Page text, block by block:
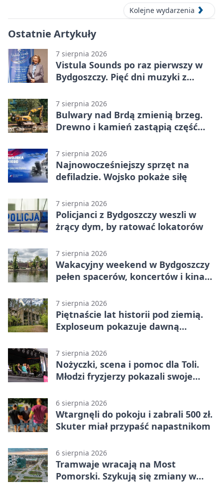
Kolejne wydarzenia
Ostatnie Artykuły
7 sierpnia 2026
Vistula Sounds po raz pierwszy w
Bydgoszczy. Pięć dni muzyki z
7 sierpnia 2026
Bulwary nad Brdą zmienią brzeg.
Drewno i kamień zastąpią część
7 sierpnia 2026
Najnowocześniejszy sprzęt na
defiladzie. Wojsko pokaże siłę
7 sierpnia 2026
Policjanci z Bydgoszczy weszli w
żrący dym, by ratować lokatorów
7 sierpnia 2026
Wakacyjny weekend w Bydgoszczy
pełen spacerów, koncertów i kina
7 sierpnia 2026
Piętnaście lat historii pod ziemią.
Exploseum pokazuje dawną
7 sierpnia 2026
Nożyczki, scena i pomoc dla Toli.
Młodzi fryzjerzy pokazali swoje
6 sierpnia 2026
Wtargnęli do pokoju i zabrali 500 zł.
Skuter miał przypaść napastnikom
6 sierpnia 2026
Tramwaje wracają na Most
Pomorski. Szykują się zmiany w